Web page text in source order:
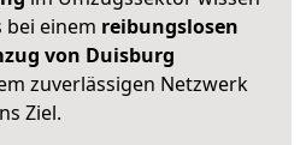
einem reibungslosen
von Duisburg
zuverlässigen Netzwerk
Ziel.